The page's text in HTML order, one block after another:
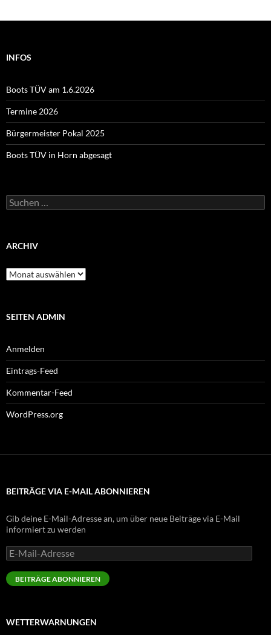
INFOS
Boots TÜV am 1.6.2026
Termine 2026
Bürgermeister Pokal 2025
Boots TÜV in Horn abgesagt
Suchen
nach:
ARCHIV
Archiv
SEITEN ADMIN
Anmelden
Eintrags-Feed
Kommentar-Feed
WordPress.org
BEITRÄGE VIA E-MAIL ABONNIEREN
Gib deine E-Mail-Adresse an, um über neue Beiträge via E-Mail
informiert zu werden
E-
Mail-
Adresse
BEITRÄGE ABONNIEREN
WETTERWARNUNGEN